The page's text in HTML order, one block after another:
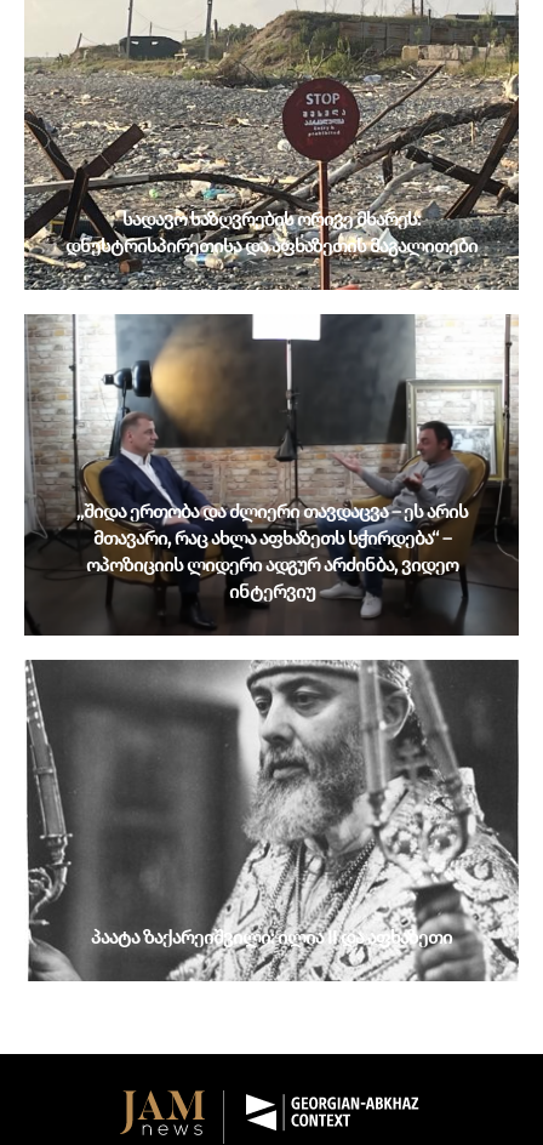
სადავო საზღვრების ორივე მხარეს:
დნესტრისპირეთისა და აფხაზეთის მაგალითები
„შიდა ერთობა და ძლიერი თავდაცვა – ეს არის
მთავარი, რაც ახლა აფხაზეთს სჭირდება“ –
ოპოზიციის ლიდერი ადგურ არძინბა, ვიდეო
ინტერვიუ
პაატა ზაქარეიშვილი: ილია II და აფხაზეთი